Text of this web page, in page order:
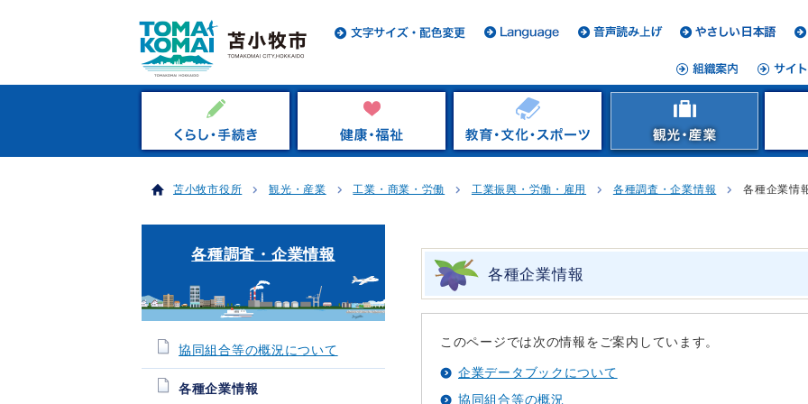
苫小牧市役所 観光・産業 工業・商業・労働 工業振興・労働・雇用 各種調査・企業情報 各種企業情
各種企業情報
このページでは次の情報をご案内しています。
企業データブックについて
協同組合等の概況
各種調査・企業情報
協同組合等の概況について
各種企業情報